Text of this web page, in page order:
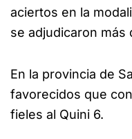
aciertos en la
se adjudicaron más
En la provincia de
favorecidos que
fieles al Quini 6.